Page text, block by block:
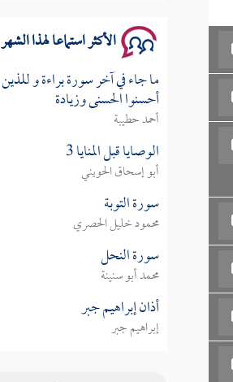
الأكثر استماعا لهذا الشهر
ما جاء في آخر سورة براءة و للذين
أحسنوا الحسنى وزيادة
أحمد حطيبة
الوصايا قبل المنايا 3
أبو إسحاق الحويني
سورة التوبة
محمود خليل الحصري
سورة النحل
محمد أبو سنينة
أذان إبراهيم جبر
إبراهيم جبر